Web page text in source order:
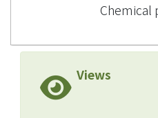
Chemical
Views